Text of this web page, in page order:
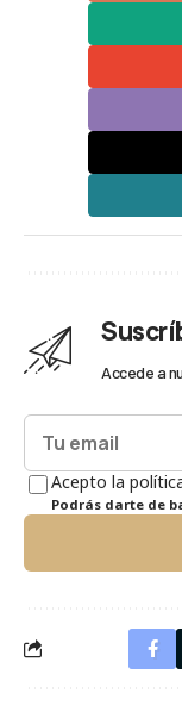
Accede a
Acepto la
Podrás darte de